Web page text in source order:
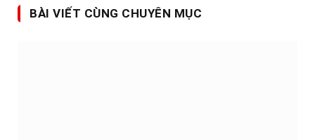
BÀI VIẾT CÙNG CHUYÊN MỤC